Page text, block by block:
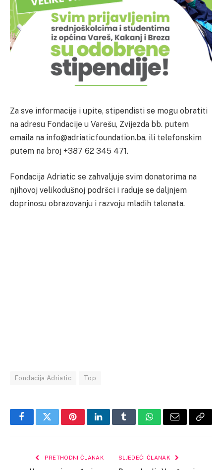
Za sve informacije i upite, stipendisti se mogu obratiti
na adresu Fondacije u Varešu, Zvijezda bb. putem
emaila na info@adriaticfoundation.ba, ili telefonskim
putem na broj +387 62 345 471.
Fondacija Adriatic se zahvaljuje svim donatorima na
njihovoj velikodušnoj podršci i raduje se daljnjem
doprinosu obrazovanju i razvoju mladih talenata.
Fondacija Adriatic Top
FacebookTwitterPinterestLinkedInTumblrWhatsApp
Email Copy
PRETHODNI ČLANAK SLJEDEĆI ČLANAK